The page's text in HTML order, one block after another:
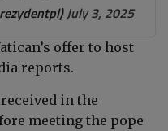
July 3, 2025
offer to host
reports.
in the
meeting the pope